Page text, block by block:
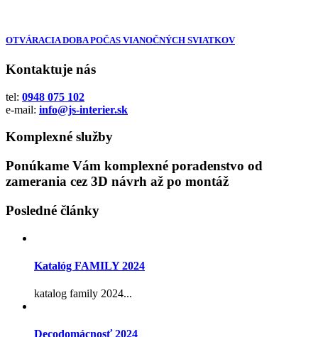
OTVÁRACIA DOBA POČAS VIANOČNÝCH SVIATKOV
Kontaktuje nás
tel: 0948 075 102
e-mail: info@js-interier.sk
Komplexné služby
Ponúkame Vám komplexné poradenstvo od
zamerania cez 3D návrh až po montáž
Posledné články
Katalóg FAMILY 2024
katalog family 2024...
Decodomácnosť 2024